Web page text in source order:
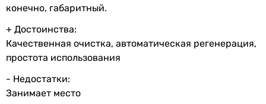
конечно, габаритный.
+ Достоинства:
Качественная очистка, автоматическая регенерация,
простота использования
- Недостатки:
Занимает место